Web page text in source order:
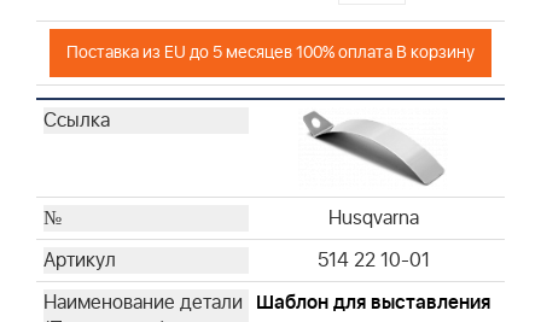
Husqvarna
Husqvarna
Husqvarna
Husqvarna
Husqvarna
Husqvarna
Husqvarna
Husqvarna
Husqvarna
Поставка из EU до 5 месяцев 100% оплата В корзину
Husqvarna
514 22 10-01
Шаблон для выставления